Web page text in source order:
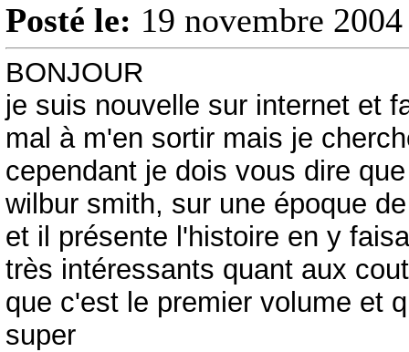
Posté le: 19 novembre
BONJOUR
je suis nouvelle sur internet et
mal à m'en sortir mais je
cependant je dois vous dire
wilbur smith, sur une époque
et il présente l'histoire en y
très intéressants quant aux
que c'est le premier volume et
super